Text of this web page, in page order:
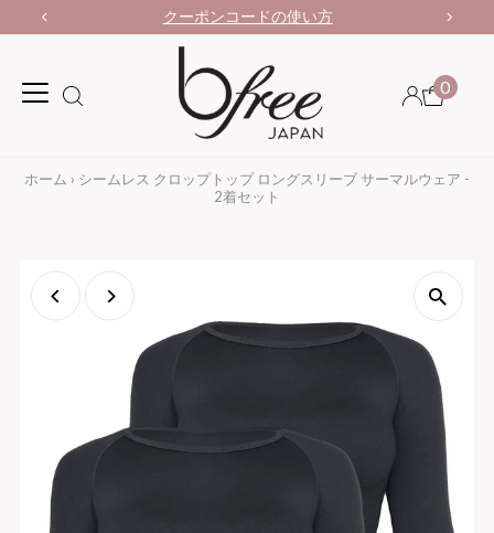
クーポンコードの使い方
0
ホーム › シームレス クロップトップ ロングスリーブ サーマルウェア -
2着セット